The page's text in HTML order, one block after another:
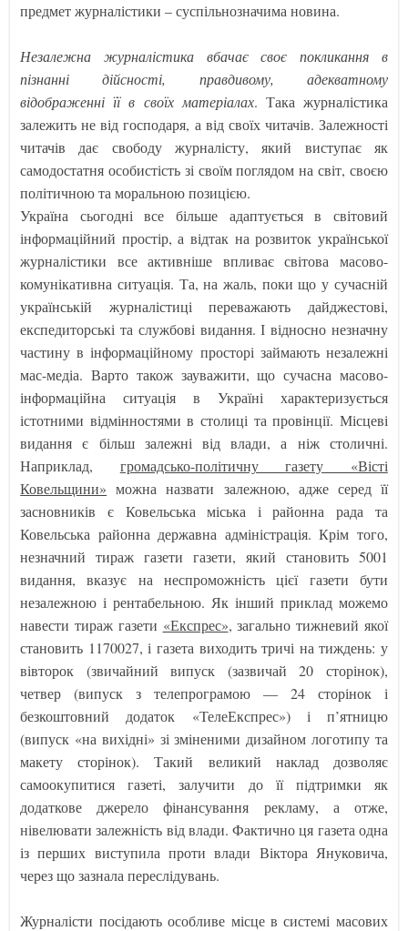
предмет журналістики – суспільнозначима новина.
Незалежна журналістика вбачає своє покликання в
пізнанні дійсності, правдивому, адекватному
відображенні її в своїх матеріалах. Така журналістика
залежить не від господаря, а від своїх читачів. Залежності
читачів дає свободу журналісту, який виступає як
самодостатня особистість зі своїм поглядом на світ, своєю
політичною та моральною позицією.
Україна сьогодні все більше адаптується в світовий
інформаційний простір, а відтак на розвиток української
журналістики все активніше впливає світова масово-
комунікативна ситуація. Та, на жаль, поки що у сучасній
українській журналістиці переважають дайджестові,
експедиторські та службові видання. І відносно незначну
частину в інформаційному просторі займають незалежні
мас-медіа. Варто також зауважити, що сучасна масово-
інформаційна ситуація в Україні характеризується
істотними відмінностями в столиці та провінції. Місцеві
видання є більш залежні від влади, а ніж столичні.
Наприклад, громадсько-політичну газету «Вісті
Ковельщини» можна назвати залежною, адже серед її
засновників є Ковельська міська і районна рада та
Ковельська районна державна адміністрація. Крім того,
незначний тираж газети газети, який становить 5001
видання, вказує на неспроможність цієї газети бути
незалежною і рентабельною. Як інший приклад можемо
навести тираж газети «Експрес», загально тижневий якої
становить 1170027, і газета виходить тричі на тиждень: у
вівторок (звичайний випуск (зазвичай 20 сторінок),
четвер (випуск з телепрограмою — 24 сторінок і
безкоштовний додаток «ТелеЕкспрес») і п’ятницю
(випуск «на вихідні» зі зміненими дизайном логотипу та
макету сторінок). Такий великий наклад дозволяє
самоокупитися газеті, залучити до її підтримки як
додаткове джерело фінансування рекламу, а отже,
нівелювати залежність від влади. Фактично ця газета одна
із перших виступила проти влади Віктора Януковича,
через що зазнала переслідувань.
Журналісти посідають особливе місце в системі масових